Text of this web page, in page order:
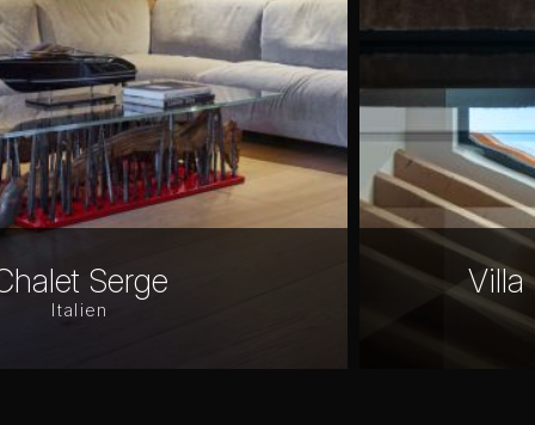
Villa in the north of